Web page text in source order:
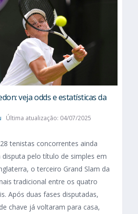
veja odds e estatísticas da
Última atualização: 04/07/2025
tenistas concorrentes ainda
disputa pelo título de simples em
o terceiro Grand Slam da
tradicional entre os quatro
Após duas fases disputadas,
chave já voltaram para casa,